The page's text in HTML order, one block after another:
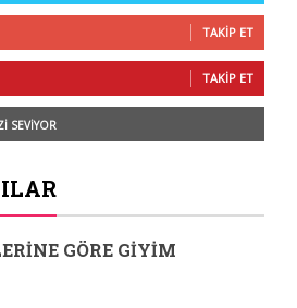
TAKIP ET
TAKIP ET
SEVIYOR
GÖRE GIYIM